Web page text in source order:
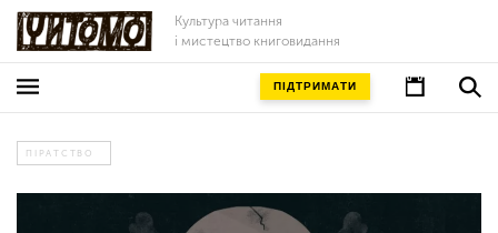
Культура читання
і мистецтво книговидання
ПІДТРИМАТИ
ПІРАТСТВО